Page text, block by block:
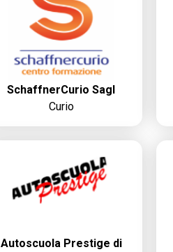
SchaffnerCurio Sagl
Curio
Autoscuola Prestige di